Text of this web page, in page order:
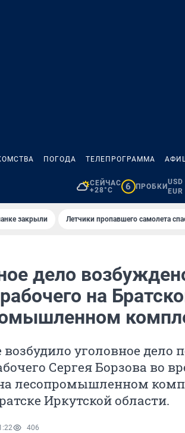
ПОГОДА ТЕЛЕПРОГРАММА
СЕЙЧАС
+28°C
6 ПРОБКИ
закрыли Летчики пропавшего самолета
дело
на
уголовное дело
Сергея Борзова во
лесопромышленном
Иркутской области.
406